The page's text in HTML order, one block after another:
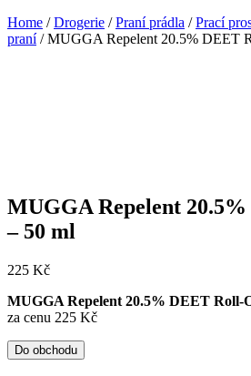
Home /Drogerie /Praní prádla /Prací
praní/ MUGGA Repelent 20.5% DEET
MUGGA Repelent
– 50 ml
225 Kč
MUGGA Repelent 20.5% DEET Roll-
za cenu 225 Kč
Do obchodu